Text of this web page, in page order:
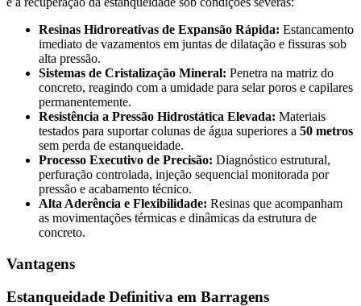
Resinas Hidroreativas de Expansão Rápida: Estancamento
imediato de vazamentos em juntas de dilatação e fissuras sob
alta pressão.
Sistemas de Cristalização Mineral: Penetra na matriz do
concreto, reagindo com a umidade para selar poros e capilares
permanentemente.
Resistência a Pressão Hidrostática Elevada: Materiais
testados para suportar colunas de água superiores a 50 metros
sem perda de estanqueidade.
Processo Executivo de Precisão: Diagnóstico estrutural,
perfuração controlada, injeção sequencial monitorada por
pressão e acabamento técnico.
Alta Aderência e Flexibilidade: Resinas que acompanham
as movimentações térmicas e dinâmicas da estrutura de
concreto.
Vantagens
Estanqueidade Definitiva em Barragens